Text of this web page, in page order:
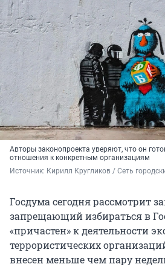
Авторы законопроекта уверяют, что он
отношения к конкретным организациям
Источник: Кирилл Кругликов / Сеть
Госдума сегодня рассмотрит
запрещающий избираться в
«причастен» к деятельности
террористических
внесен меньше чем пару